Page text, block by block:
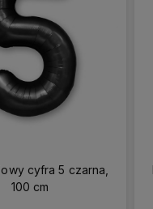
cyfra 5 czarna,
100 cm